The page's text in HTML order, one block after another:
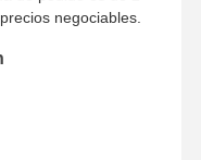
negociables.